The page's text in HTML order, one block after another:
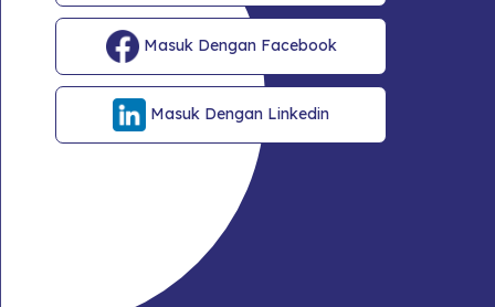
Masuk Dengan Facebook
Masuk Dengan Linkedin